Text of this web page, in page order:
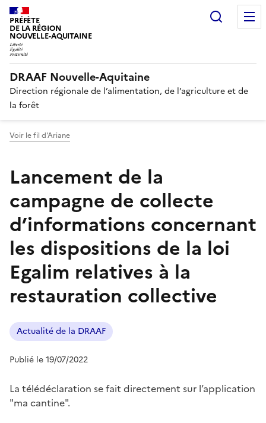
PRÉFÈTE
DE LA RÉGION
NOUVELLE-AQUITAINE
DRAAF Nouvelle-Aquitaine
Direction régionale de l’alimentation, de l’agriculture et de
la forêt
Voir le fil d'Ariane
Lancement de la
campagne de collecte
d’informations concernant
les dispositions de la loi
Egalim relatives à la
restauration collective
Actualité de la DRAAF
Publié le 19/07/2022
La télédéclaration se fait directement sur l’application
"ma cantine".